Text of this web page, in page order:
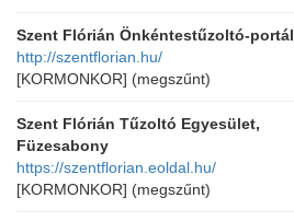
Szent Flórián Önkéntestűzoltó-portál
http://szentflorian.hu/
[KORMONKOR] (megszűnt)
Szent Flórián Tűzoltó Egyesület,
Füzesabony
https://szentflorian.eoldal.hu/
[KORMONKOR] (megszűnt)